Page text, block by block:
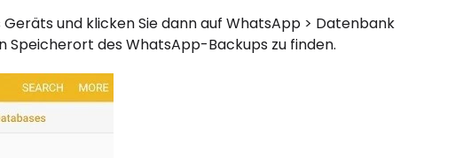
und klicken Sie dann auf WhatsApp > Datenbank
Speicherort des WhatsApp-Backups zu finden.